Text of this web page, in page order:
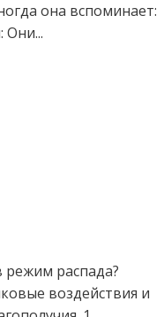
она вспоминает:
Они...
распада?
воздействия и